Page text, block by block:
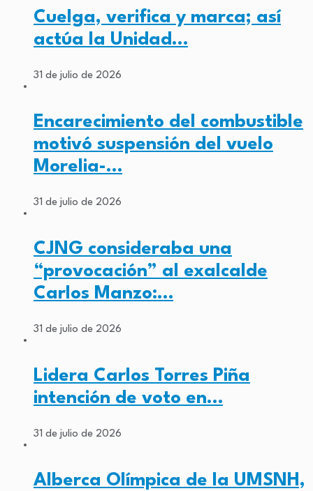
Cuelga, verifica y marca; así
actúa la Unidad…
31 de julio de 2026
Encarecimiento del combustible
motivó suspensión del vuelo
Morelia-…
31 de julio de 2026
CJNG consideraba una
“provocación” al exalcalde
Carlos Manzo:…
31 de julio de 2026
Lidera Carlos Torres Piña
intención de voto en…
31 de julio de 2026
Alberca Olímpica de la UMSNH,